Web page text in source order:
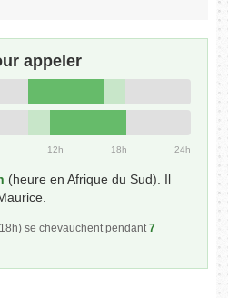
appeler
12h 18h 24h
(heure en Afrique du Sud). Il
se chevauchent pendant7